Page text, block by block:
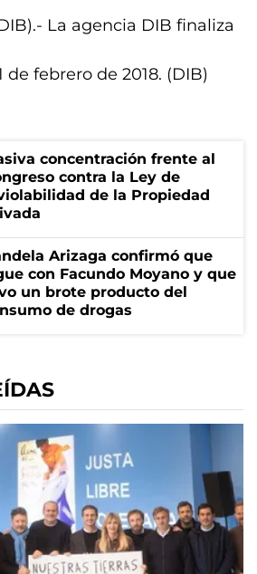
La agencia DIB finaliza
de febrero de 2018. (DIB)
concentración frente al
contra la Ley de
de la Propiedad
Arizaga confirmó que
con Facundo Moyano y que
un brote producto del
de drogas